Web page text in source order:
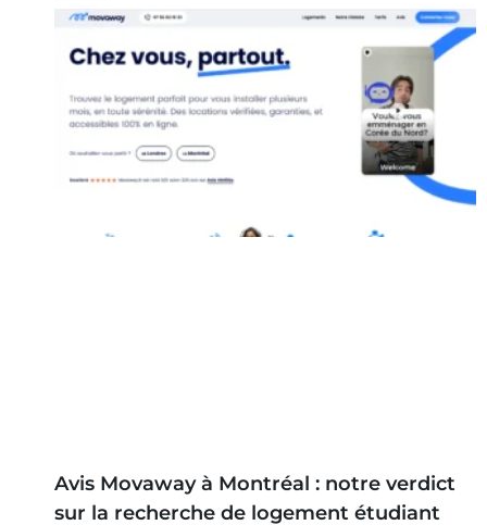
Avis Movaway à Montréal : notre verdict
sur la recherche de logement étudiant